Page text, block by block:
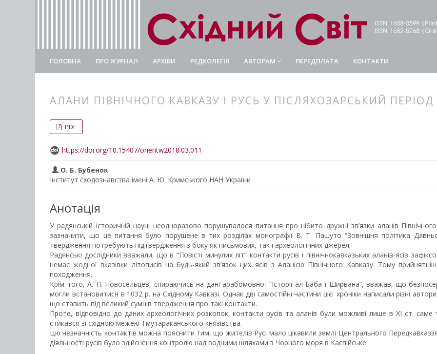
ГОЛОВНА ПРО ЖУРНАЛ АРХІВИ РЕДКОЛЕГІЯ АВТОРАМ ПЕРЕДПЛАТА КОНТАКТИ
АЛАНИ ПІВНІЧНОГО КАВКАЗУ І РУСЬ У ПІСЛЯХОЗАРСЬКИЙ ПЕРІОД
##plugins.themes.bootstrap3.article.main##
##plugins.themes.bootstrap3.article.sidebar##
PDF
https://doi.org/10.15407/orientw2018.03.011
О. Б. Бубенок
Інститут сходознавства імені А. Ю. Кримського НАН України
Анотація
У радянській історичній науці неодноразово порушувалося питання про нібито дружні зв’язки аланів
зазначити, що це питання було порушене в тих розділах монографії В. Т. Пашуто “Зовнішня політика
твердження потребують підтвердження з боку як письмових, так і археологічних джерел.
Радянські дослідники вважали, що в “Повісті минулих літ” контакти русів і північнокавказьких аланів-ясів
немає жодної вказівки літописів на будь-який зв’язок цих ясів з Аланією Північного Кавказу. Тому
походження.
Крім того, А. П. Новосельцев, спираючись на дані арабомовної “Історії ал-Баба і Ширвана”, вважав, що
могли встановитися в 1032 р. на Східному Кавказі. Однак дві самостійні частини цієї хроніки написали різні
що ставить під великий сумнів твердження про такі контакти.
Проте, відповідно до даних археологічних розкопок, контакти русів та аланів були можливі лише в XI ст. саме
стикався зі східною межею Тмутараканського князівства.
Цю незначність контактів можна пояснити тим, що жителів Русі мало цікавили землі Центрального
діяльності русів було здійснення контролю над водними шляхами з Чорного моря в Каспійське.